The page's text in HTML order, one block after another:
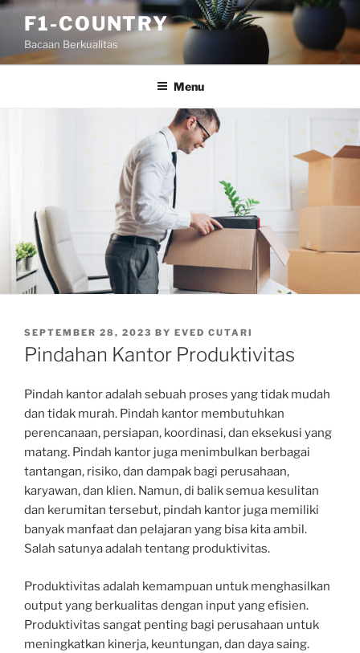
Skip
content
F1-COUNTRY
Bacaan Berkualitas
Menu
POSTED
ON
SEPTEMBER 28, 2023 BY EVED CUTARI
Pindahan Kantor Produktivitas
Pindah kantor adalah sebuah proses yang tidak mudah
dan tidak murah. Pindah kantor membutuhkan
perencanaan, persiapan, koordinasi, dan eksekusi yang
matang. Pindah kantor juga menimbulkan berbagai
tantangan, risiko, dan dampak bagi perusahaan,
karyawan, dan klien. Namun, di balik semua kesulitan
dan kerumitan tersebut, pindah kantor juga memiliki
banyak manfaat dan pelajaran yang bisa kita ambil.
Salah satunya adalah tentang produktivitas.
Produktivitas adalah kemampuan untuk menghasilkan
output yang berkualitas dengan input yang efisien.
Produktivitas sangat penting bagi perusahaan untuk
meningkatkan kinerja, keuntungan, dan daya saing.